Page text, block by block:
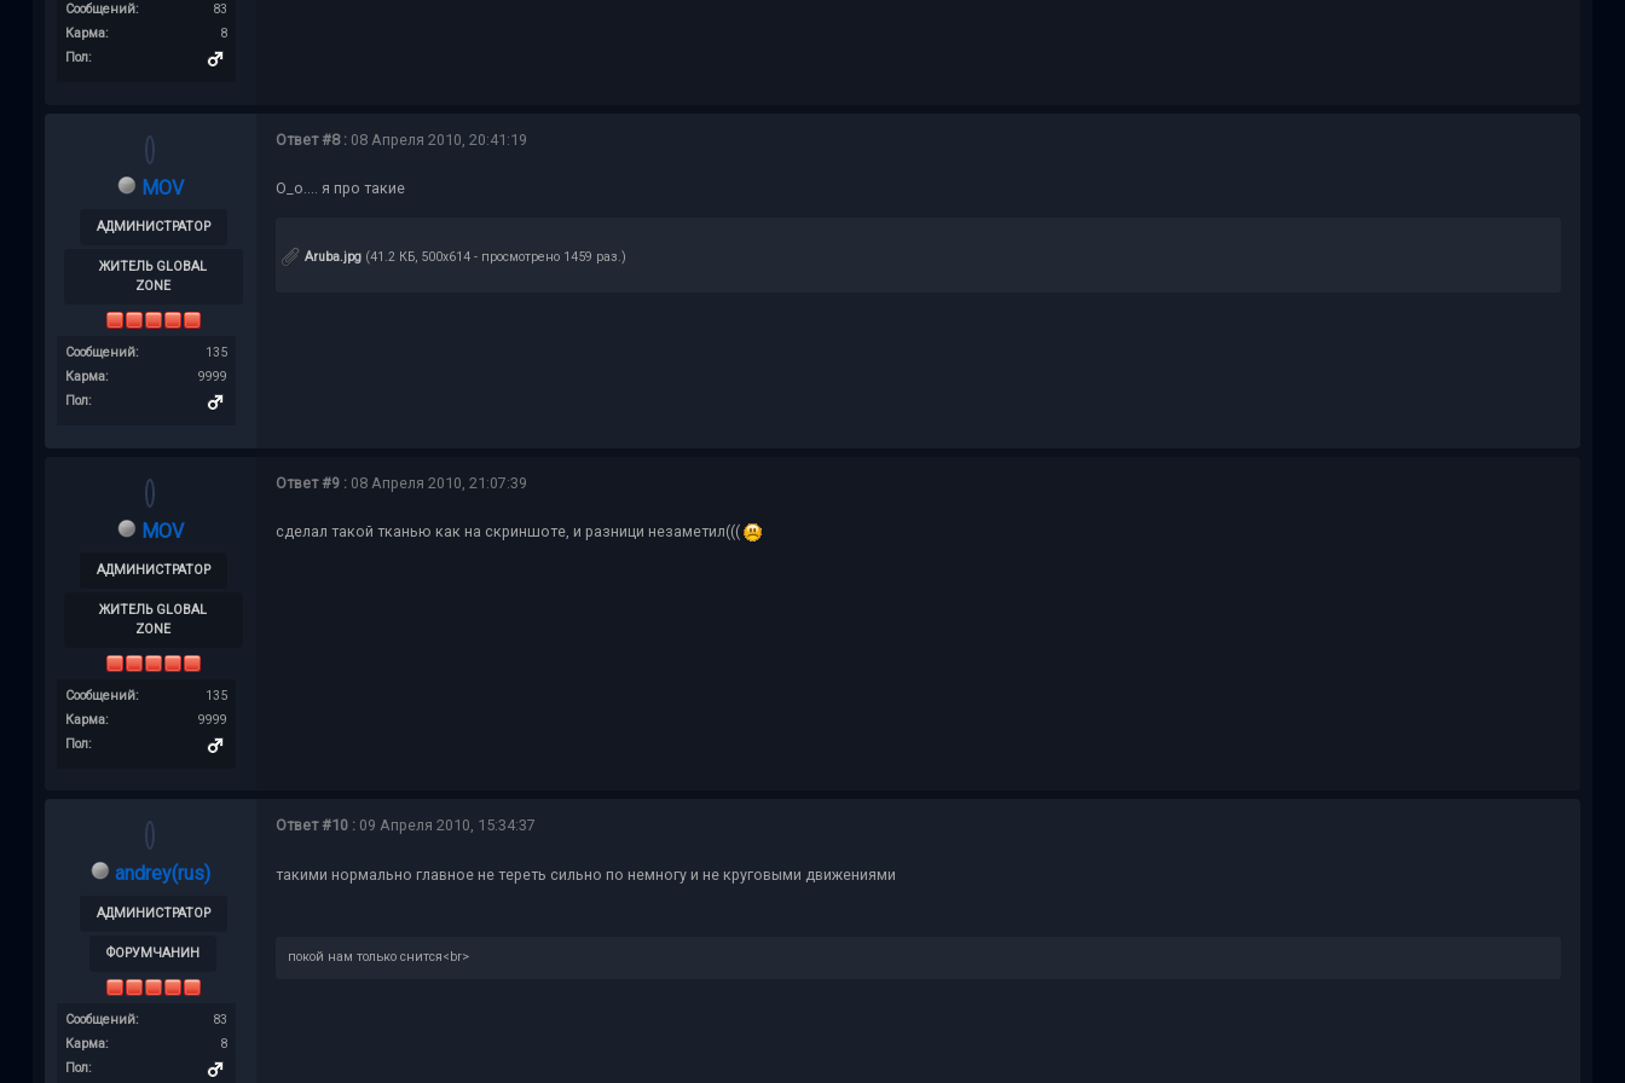
Сообщений:
83
Карма:
8
Пол:
MOV
АДМИНИСТРАТОР
ЖИТЕЛЬ GLOBAL
ZONE
Сообщений:
135
Карма:
9999
Пол:
Ответ #8 :08 Апреля 2010, 20:41:19
О_о.... я про такие
Aruba.jpg(41.2 КБ, 500x614 - просмотрено 1459 раз.)
MOV
АДМИНИСТРАТОР
ЖИТЕЛЬ GLOBAL
ZONE
Сообщений:
135
Карма:
9999
Пол:
Ответ #9 :08 Апреля 2010, 21:07:39
сделал такой тканью как на скриншоте, и разници незаметил(((
andrey(rus)
АДМИНИСТРАТОР
ФОРУМЧАНИН
Сообщений:
83
Карма:
8
Пол:
Ответ #10 :09 Апреля 2010, 15:34:37
такими нормально главное не тереть сильно по немногу и не круговыми движениями
покой нам только снится<br>